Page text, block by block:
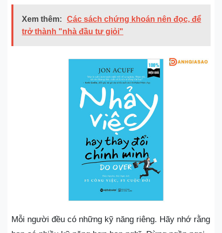
Xem thêm:
Các sách chứng khoán nên đọc, để
trở thành "nhà đầu tư giỏi"
Mỗi người đều có những kỹ năng riêng. Hãy nhớ rằng